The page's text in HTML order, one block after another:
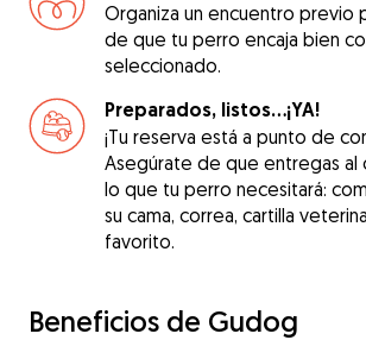
Organiza un encuentro previo
de que tu perro encaja bien
seleccionado.
Preparados, listos...¡YA!
¡Tu reserva está a punto de
Asegúrate de que entregas
lo que tu perro necesitará:
su cama, correa, cartilla
favorito.
Beneficios de Gudog